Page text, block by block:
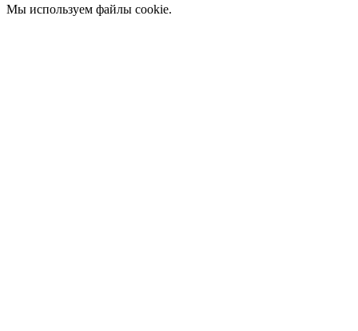
Мы используем файлы cookie.